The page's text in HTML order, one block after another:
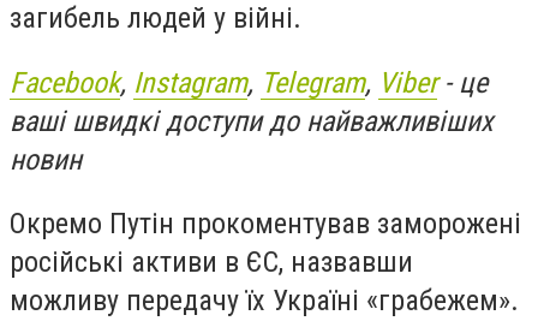
загибель людей у війні.
Facebook, Instagram, Telegram, Viber- це
ваші швидкі доступи до найважливіших
новин
Окремо Путін прокоментував заморожені
російські активи в ЄС, назвавши
можливу передачу їх Україні «грабежем».